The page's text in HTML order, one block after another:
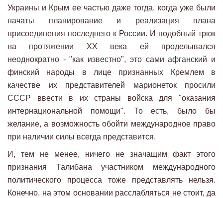
Украины и Крым ее частью даже тогда, когда уже были
начаты планирование и реализация плана
присоединения последнего к России. И подобный трюк
на протяжении XX века ей проделывался
неоднократно - "как известно", это сами афганский и
финский народы в лице признанных Кремлем в
качестве их представителей марионеток просили
СССР ввести в их страны войска для "оказания
интернациональной помощи". То есть, было бы
желание, а возможность обойти международное право
при наличии силы всегда представится.
И, тем не менее, ничего не значащим факт этого
признания Талибана участником международного
политического процесса тоже представлять нельзя.
Конечно, на этом основании расслабляться не стоит, да